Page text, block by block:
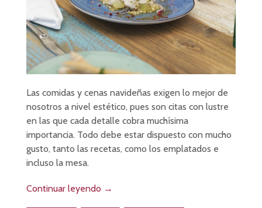
Las comidas y cenas navideñas exigen lo mejor de
nosotros a nivel estético, pues son citas con lustre
en las que cada detalle cobra muchísima
importancia. Todo debe estar dispuesto con mucho
gusto, tanto las recetas, como los emplatados e
incluso la mesa.
Continuar leyendo →